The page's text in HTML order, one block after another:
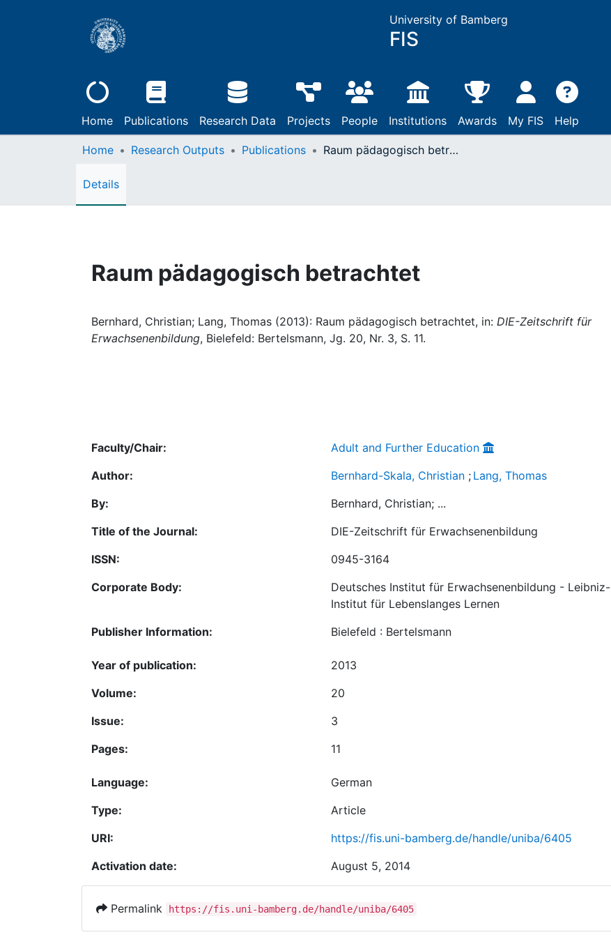
University of Bamberg
FIS
Home Publications Research Data Projects People Institutions Awards My FIS Help
Home Research Outputs Publications Raum pädagogisch betrachtet
Details
Raum pädagogisch betrachtet
Bernhard, Christian; Lang, Thomas (2013): Raum pädagogisch betrachtet, in: DIE-Zeitschrift für
Erwachsenenbildung, Bielefeld: Bertelsmann, Jg. 20, Nr. 3, S. 11.
Faculty/Chair:
Adult and Further Education
Author:
Bernhard-Skala, Christian ; Lang, Thomas
By:
Bernhard, Christian; ...
Title of the Journal:
DIE-Zeitschrift für Erwachsenenbildung
ISSN:
0945-3164
Corporate Body:
Deutsches Institut für Erwachsenenbildung - Leibniz-
Institut für Lebenslanges Lernen
Publisher Information:
Bielefeld : Bertelsmann
Year of publication:
2013
Volume:
20
Issue:
3
Pages:
11
Language:
German
Type:
Article
URI:
https://fis.uni-bamberg.de/handle/uniba/6405
Activation date:
August 5, 2014
Permalink https://fis.uni-bamberg.de/handle/uniba/6405